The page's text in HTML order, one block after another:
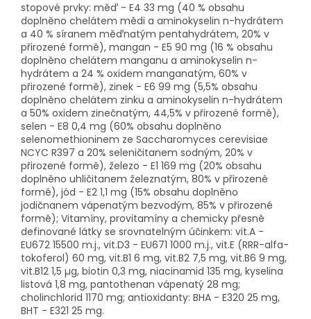
stopové prvky: měď - E4 33 mg (40 % obsahu
doplněno chelátem mědi a aminokyselin n-hydrátem
a 40 % síranem měďnatým pentahydrátem, 20% v
přirozené formě), mangan - E5 90 mg (16 % obsahu
doplněno chelátem manganu a aminokyselin n-
hydrátem a 24 % oxidem manganatým, 60% v
přirozené formě), zinek - E6 99 mg (5,5% obsahu
doplněno chelátem zinku a aminokyselin n-hydrátem
a 50% oxidem zinečnatým, 44,5% v přirozené formě),
selen - E8 0,4 mg (60% obsahu doplněno
selenomethioninem ze Saccharomyces cerevisiae
NCYC R397 a 20% seleničitanem sodným, 20% v
přirozené formě), železo - E1 169 mg (20% obsahu
doplněno uhličitanem železnatým, 80% v přirozené
formě), jód - E2 1,1 mg (15% obsahu doplněno
jodičnanem vápenatým bezvodým, 85% v přirozené
formě); Vitamíny, provitamíny a chemicky přesně
definované látky se srovnatelným účinkem: vit.A -
EU672 15500 m.j., vit.D3 - EU671 1000 m.j., vit.E (RRR-alfa-
tokoferol) 60 mg, vit.B1 6 mg, vit.B2 7,5 mg, vit.B6 9 mg,
vit.B12 1,5 µg, biotin 0,3 mg, niacinamid 135 mg, kyselina
listová 1,8 mg, pantothenan vápenatý 28 mg;
cholinchlorid 1170 mg; antioxidanty: BHA - E320 25 mg,
BHT - E321 25 mg.